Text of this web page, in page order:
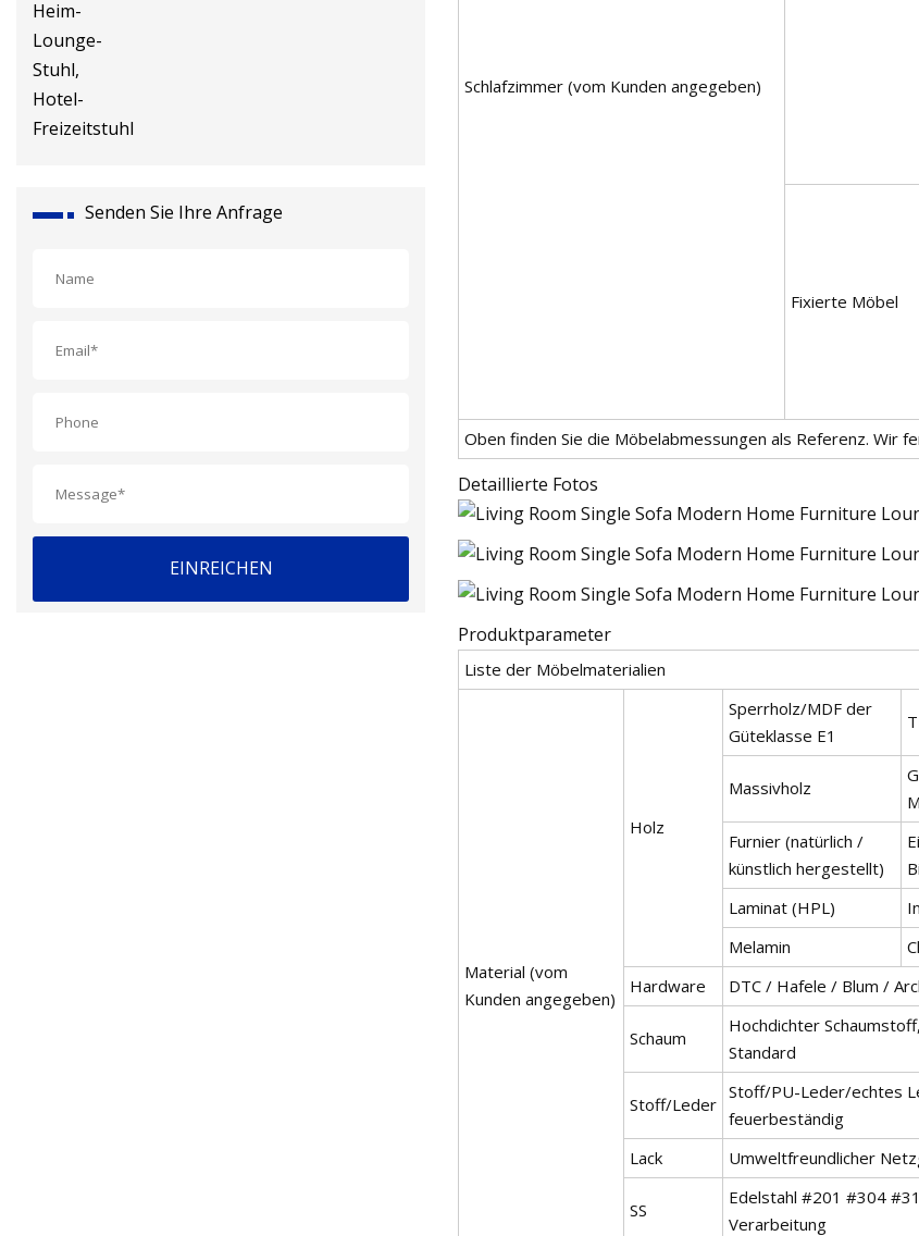
Senden Sie Ihre Anfrage
EINREICHEN
Schlafzimmer (vom Kunden angegeben)
Fixierte Möbel
Oben finden Sie die Möbelabmessungen als Referenz. Wir
Detaillierte Fotos
Produktparameter
Liste der Möbelmaterialien
Material (vom
Kunden angegeben)
Holz
Sperrholz/MDF der
Güteklasse E1
Massivholz
Furnier (natürlich /
künstlich hergestellt)
Laminat (HPL)
Melamin
Hardware
DTC / Hafele / Blum /
Schaum
Hochdichter
Standard
Stoff/Leder
Stoff/PU-Leder/echtes
feuerbeständig
Lack
Umweltfreundlicher
SS
Edelstahl #201 #304
Verarbeitung